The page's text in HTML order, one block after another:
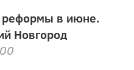
реформы в июне.
Новгород